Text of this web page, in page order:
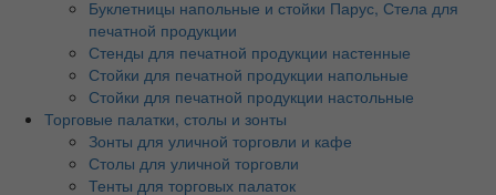
Буклетницы напольные и стойки Парус, Стела для
печатной продукции
Стенды для печатной продукции настенные
Стойки для печатной продукции напольные
Стойки для печатной продукции настольные
Торговые палатки, столы и зонты
Зонты для уличной торговли и кафе
Столы для уличной торговли
Тенты для торговых палаток